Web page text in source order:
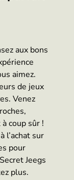
aux bons
aimez.
de jeux
Venez
coup sûr !
l’achat sur
pour
Jeegs
plus.